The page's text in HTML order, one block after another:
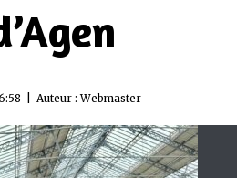
| Auteur :Webmaster